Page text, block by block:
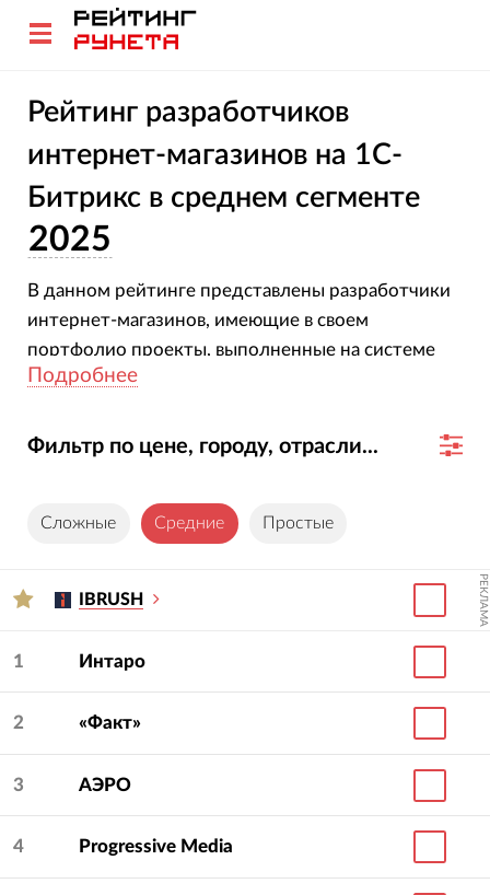
Рейтинг разработчиков
интернет-магазинов на 1С-
Битрикс в среднем сегменте
2025
В данном рейтинге представлены разработчики
интернет-магазинов, имеющие в своем
портфолио проекты, выполненные на системе
управления 1С-Битрикс среднего ценового
Подробнее
Фильтр по цене, городу, отрасли...
Сложные Средние Простые
IBRUSH РЕКЛАМА
1 Интаро
2 «Факт»
3 АЭРО
4 Progressive Media